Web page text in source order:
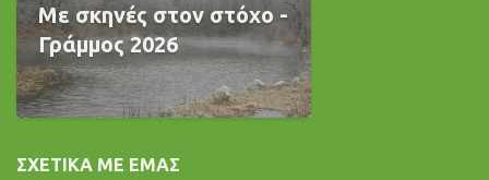
Με σκηνές στον στόχο -
Γράμμος 2026
ΣΧΕΤΙΚΆ ΜΕ ΕΜΆΣ